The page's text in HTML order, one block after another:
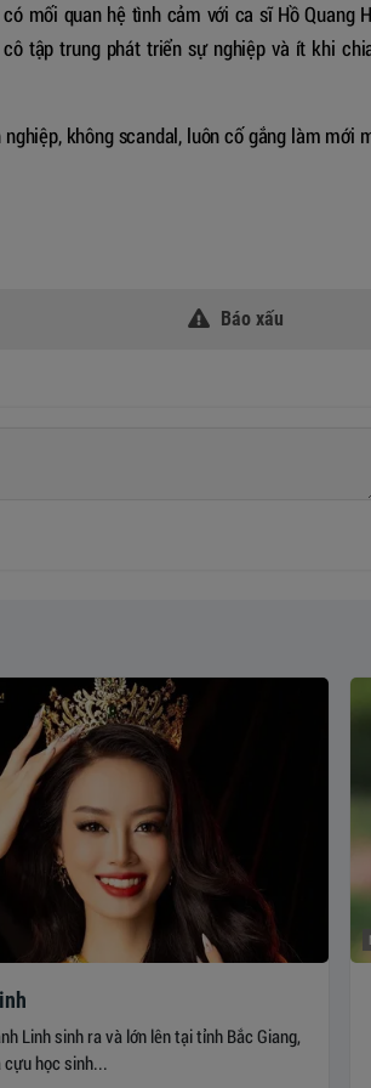
mối quan hệ tình cảm với ca sĩ Hồ Quang
tập trung phát triển sự nghiệp và ít khi
không scandal, luôn cố gắng làm mới
Báo xấu
Linh sinh ra và lớn lên tại tỉnh Bắc Giang,
cựu học sinh...